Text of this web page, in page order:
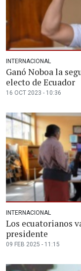
INTERNACIONAL
Ganó Noboa la
electo de Ecuador
16 OCT 2023 - 10:36
INTERNACIONAL
Los ecuatorianos
presidente
09 FEB 2025 - 11:15